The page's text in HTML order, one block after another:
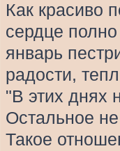
Как красиво
сердце полно
январь
радости,
"В этих днях
Остальное не
Такое